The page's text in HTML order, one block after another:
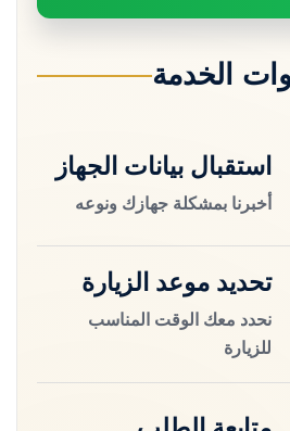
الخدمة
استقبال بيانات الجهاز
أخبرنا بمشكلة جهازك ونوعه
تحديد موعد الزيارة
نحدد معك الوقت المناسب
للزيارة